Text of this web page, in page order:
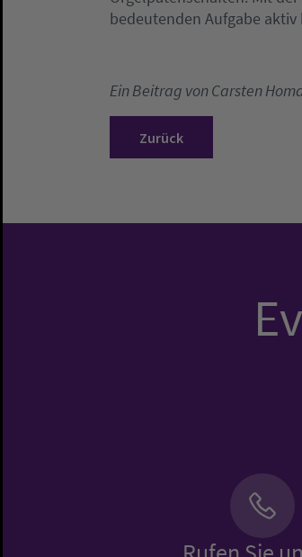
bedeutenden Aufgabe aktiv
Ein Beitrag von Carsten
Zurück